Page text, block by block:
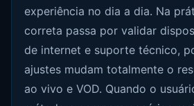
experiência no dia a dia. Na
correta passa por validar
de internet e suporte técnico,
ajustes mudam totalmente o
ao vivo e VOD. Quando o